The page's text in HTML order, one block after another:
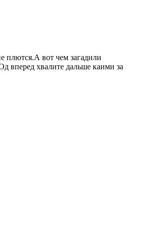
плются.А вот чем загадили
вперед хвалите дальше каими за